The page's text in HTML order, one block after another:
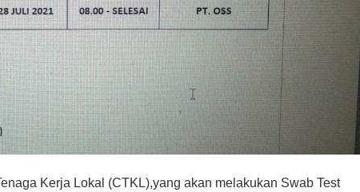
Kerja Lokal (CTKL),yang akan melakukan Swab Test